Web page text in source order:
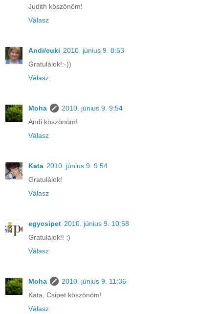
Judith köszönöm!
Válasz
Andi/cuki 2010. június 9. 8:53
Gratulálok!:-))
Válasz
Moha
2010. június 9. 9:54
Andi köszönöm!
Válasz
Kata 2010. június 9. 9:54
Gratulálok!
Válasz
egycsipet 2010. június 9. 10:58
Gratulálok!! :)
Válasz
Moha
2010. június 9. 11:36
Kata, Csipet köszönöm!
Válasz